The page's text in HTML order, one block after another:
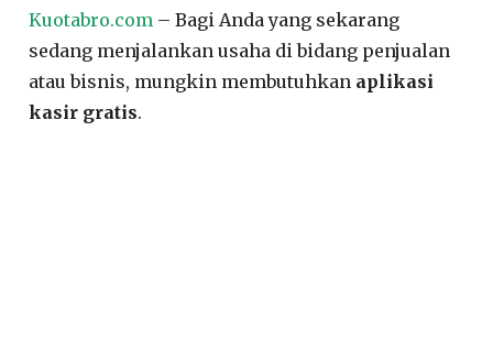
Kuotabro.com – Bagi Anda yang sekarang
sedang menjalankan usaha di bidang penjualan
atau bisnis, mungkin membutuhkan aplikasi
kasir gratis.